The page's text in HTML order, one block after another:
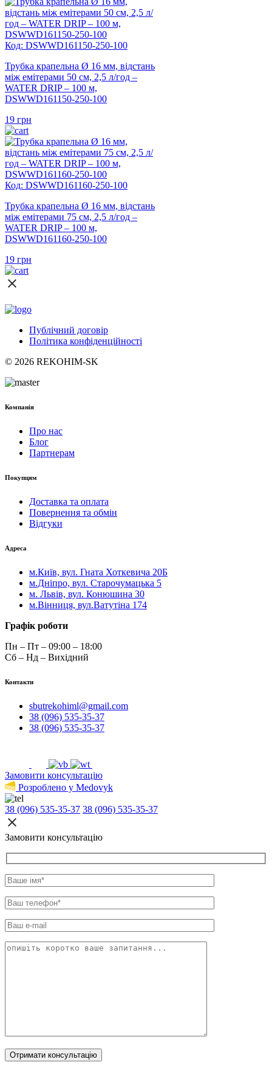
Код: DSWWD161150-250-100
Трубка крапельна Ø 16 мм, відстань
між емітерами 50 см, 2,5 л/год –
WATER DRIP – 100 м,
DSWWD161150-250-100
19 грн
Код: DSWWD161160-250-100
Трубка крапельна Ø 16 мм, відстань
між емітерами 75 см, 2,5 л/год –
WATER DRIP – 100 м,
DSWWD161160-250-100
19 грн
Публічний договір
Політика конфіденційності
© 2026 REKOHIM-SK
Компанія
Про нас
Блог
Партнерам
Покупцям
Доставка та оплата
Повернення та обмін
Відгуки
Адреса
м.Київ, вул. Гната Хоткевича 20Б
м.Дніпро, вул. Старочумацька 5
м. Львів, вул. Конюшина 30
м.Вінниця, вул.Ватутіна 174
Графік роботи
Пн – Пт – 09:00 – 18:00
Сб – Нд – Вихідний
Контакти
sbutrekohiml@gmail.com
38 (096) 535-35-37
38 (096) 535-35-37
Замовити консультацію
Розроблено у Medovyk
38 (096) 535-35-37 38 (096) 535-35-37
Замовити консультацію